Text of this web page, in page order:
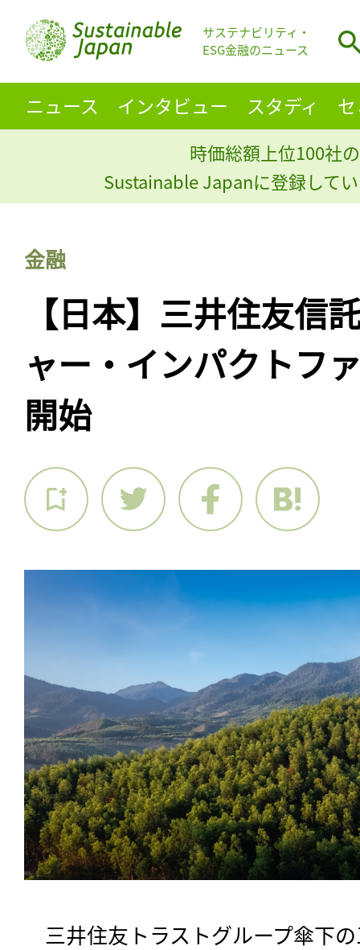
サステナビリティ・
ESG金融のニュース
ニュース インタビュー スタディ
時価総額上位100社
Sustainable Japanに登録して
金融
【日本】三井住友信
ャー・インパクトフ
開始
三井住友トラストグループ傘下